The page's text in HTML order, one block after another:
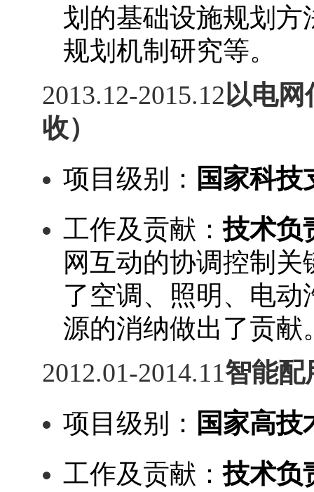
划的基础设施规划
规划机制研究等。
2013.12-2015.12以电网
收）
项目级别： 国家科技
工作及贡献 ：技术负
网互动的协调控制
了空调、照明、电
源的消纳做出了贡献
2012.01-2014.11智能配
项目级别： 国家高技
工作及贡献 ：技术负